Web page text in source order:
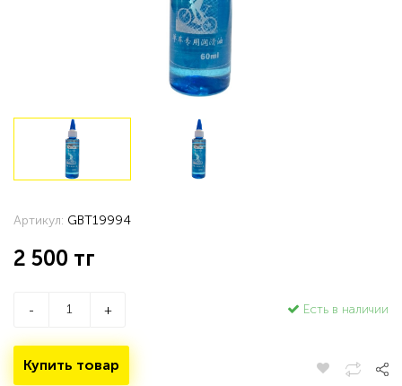
Артикул: GBT19994
2 500 тг
- + Есть в наличии
Купить товар